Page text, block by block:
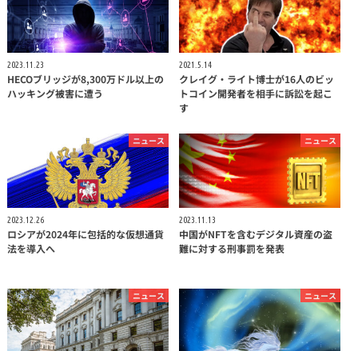
2023.11.23
HECOブリッジが8,300万ドル以上の
ハッキング被害に遭う
2021.5.14
クレイグ・ライト博士が16人のビッ
トコイン開発者を相手に訴訟を起こ
す
ニュース
2023.12.26
ロシアが2024年に包括的な仮想通貨
法を導入へ
ニュース
2023.11.13
中国がNFTを含むデジタル資産の盗
難に対する刑事罰を発表
ニュース ニュース